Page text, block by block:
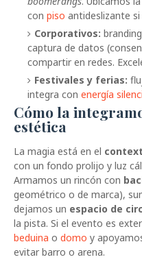
con piso antideslizante si
Corporativos:
captura de datos
compartir en redes.
Festivales y ferias:
integra con energía
Cómo la
estética
La magia está en el
con un fondo prolijo y luz
Armamos un rincón con
geométrico o de marca),
dejamos un espacio de
la pista. Si el evento es
beduina o domo y
evitar barro o arena.